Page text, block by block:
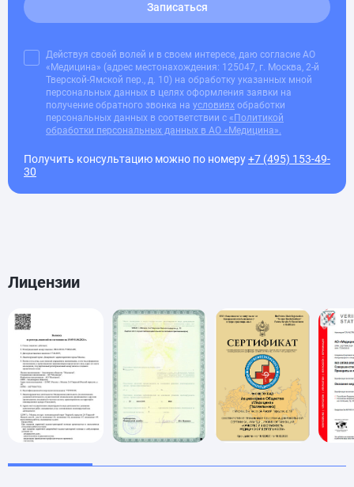
Записаться
Действуя своей волей и в своем интересе, даю согласие АО
«Медицина» (адрес местонахождения: 125047, г. Москва, 2-й
Тверской-Ямской пер., д. 10) на обработку указанных мной
персональных данных в целях оформления заявки на
получение обратного звонка на условиях обработки
персональных данных в соответствии с «Политикой
обработки персональных данных в АО «Медицина».
Получить консультацию можно по номеру+7 (495) 153-49-
30
Лицензии